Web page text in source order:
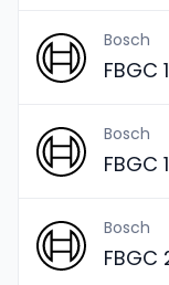
Bosch
FBGC
Bosch
FBGC
Bosch
FBGC